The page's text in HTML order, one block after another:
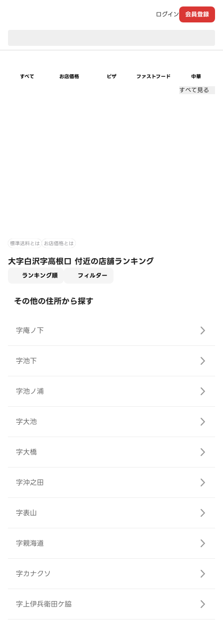
ログイン 会員登録
すべて お店価格 ピザ ファストフード 中華
すべて見る
標準送料とは お店価格とは
大字白沢字高根口 付近の店舗ランキング
ランキング順 フィルター
その他の住所から探す
字庵ノ下
字池下
字池ノ浦
字大池
字大橋
字沖之田
字表山
字親海道
字カナクソ
字上伊兵衛田ケ脇